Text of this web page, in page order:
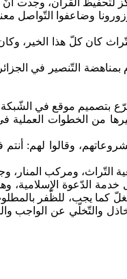
وضاعفوا التّواصل
كان كلّ هذا الخير،
التّنصير في
بتصميم موقع في
من الخطوات العملية
وقالوا لهم:
التّراث، ومركب المنار،
خدمة الدّعوة
كما يجب، للظّفر
والتّخلّي عن الواجب